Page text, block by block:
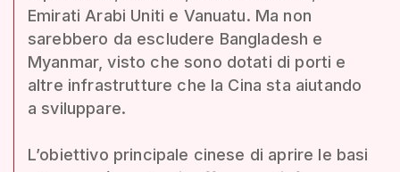
Emirati Arabi Uniti e Vanuatu. Ma non
sarebbero da escludere Bangladesh e
Myanmar, visto che sono dotati di porti e
altre infrastrutture che la Cina sta aiutando
a sviluppare.
L’obiettivo principale cinese di aprire le basi